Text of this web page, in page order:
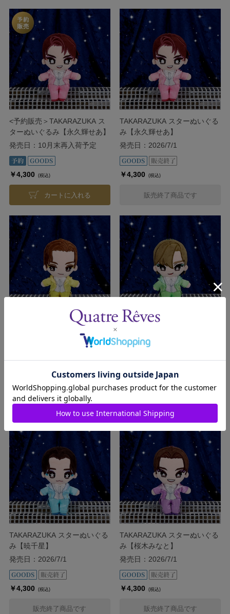
<予約販売＞TAKARAZUKA ス
ターぬいぐるみ【永久輝せあ】
発売日：10月末再入荷予定
￥4,300 (税込)
カートに入れる
TAKARAZUKA スターぬいぐる
み【永久輝せあ】
発売日：2026/7/1
￥4,300 (税込)
販売終了商品です
TAKARAZUKA スターぬいぐる
販売終了商品です
み【朝美絢】
￥4,300
販売終了商品です
TAKARAZUKA スターぬいぐる
み【暁千星】
発売日：2026/7/1
￥4,300 (税込)
販売終了商品です
TAKARAZUKA スターぬいぐる
み【桜木みなと】
発売日：2026/7/1
￥4,300 (税込)
販売終了商品です